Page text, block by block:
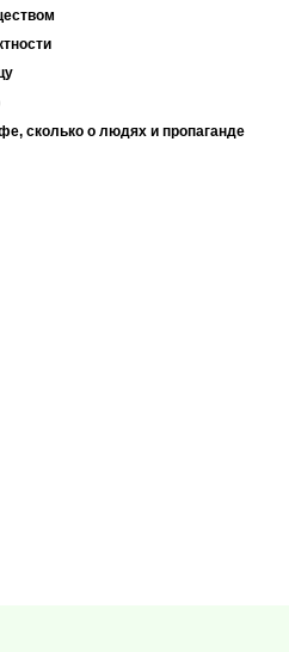
сколько о людях и пропаганде